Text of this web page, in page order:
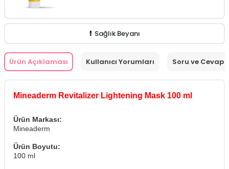
Sağlık Beyanı
Ürün Açıklaması Kullanıcı Yorumları Soru ve Cevap
Mineaderm Revitalizer Lightening Mask 100 ml
Ürün Markası:
Mineaderm
Ürün Boyutu:
100 ml